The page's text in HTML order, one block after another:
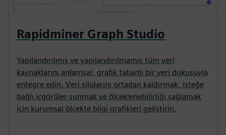
Rapidminer Graph Studio
Yapılandırılmış ve yapılandırılmamış tüm veri
kaynaklarını anlamsal, grafik tabanlı bir veri dokusuyla
entegre edin. Veri silolarını ortadan kaldırmak, isteğe
bağlı içgörüler sunmak ve ölçeklenebilirliği sağlamak
için kurumsal ölçekte bilgi grafikleri geliştirin.